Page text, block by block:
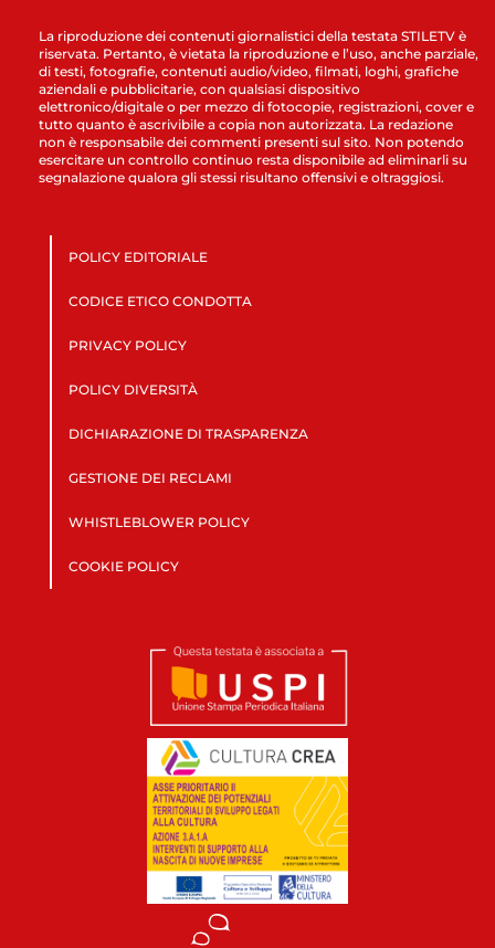
La riproduzione dei contenuti giornalistici della testata STILETV è
riservata. Pertanto, è vietata la riproduzione e l’uso, anche parziale,
di testi, fotografie, contenuti audio/video, filmati, loghi, grafiche
aziendali e pubblicitarie, con qualsiasi dispositivo
elettronico/digitale o per mezzo di fotocopie, registrazioni, cover e
tutto quanto è ascrivibile a copia non autorizzata. La redazione
non è responsabile dei commenti presenti sul sito. Non potendo
esercitare un controllo continuo resta disponibile ad eliminarli su
segnalazione qualora gli stessi risultano offensivi e oltraggiosi.
POLICY EDITORIALE
CODICE ETICO CONDOTTA
PRIVACY POLICY
POLICY DIVERSITÀ
DICHIARAZIONE DI TRASPARENZA
GESTIONE DEI RECLAMI
WHISTLEBLOWER POLICY
COOKIE POLICY